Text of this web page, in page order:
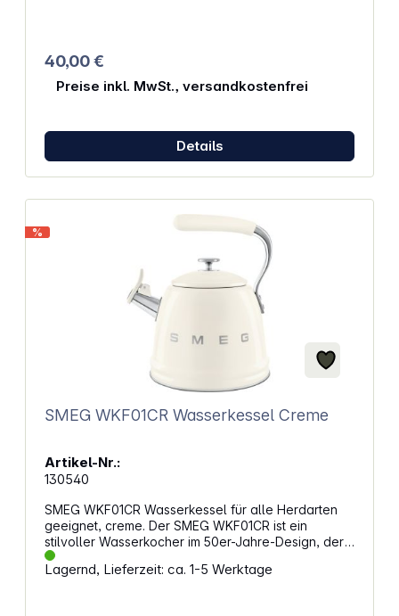
Abnehmbarer Becherhalter Automatische
Abschaltung: ca. 9 Minuten Tankinhalt: 0,40 L
Pumpendruck: 15 Bar Kessel: Thermoblock-System
40,00 €
Preise inkl. MwSt., versandkostenfrei
Details
%
SMEG WKF01CR Wasserkessel Creme
Artikel-Nr.:
130540
SMEG WKF01CR Wasserkessel für alle Herdarten
geeignet, creme. Der SMEG WKF01CR ist ein
stilvoller Wasserkocher im 50er-Jahre-Design, der
mit seinen Edelstahlkomponenten überzeugt. Mit
einem Fassungsvermögen von 2,3 Litern ist er ideal
Lagernd, Lieferzeit: ca. 1-5 Werktage